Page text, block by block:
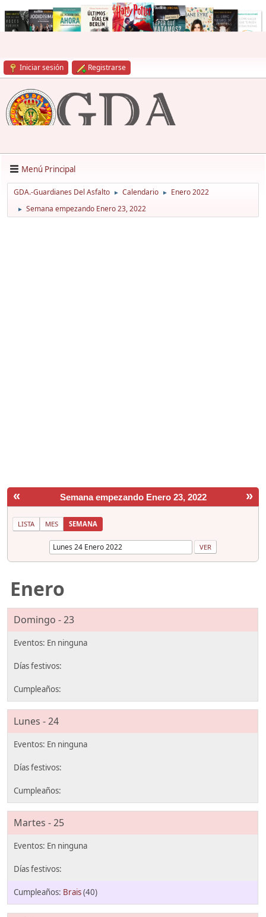
Iniciar sesión Registrarse
Menú Principal
GDA.-Guardianes Del Asfalto ► Calendario ► Enero 2022
► Semana empezando Enero 23, 2022
« »
Semana empezando Enero 23, 2022
LISTA MES SEMANA
Enero
Domingo - 23
Lunes - 24
Martes - 25
Brais(40)